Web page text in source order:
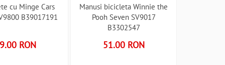
cu Minge Cars
B39017191
RON
Manusi bicicleta Winnie the
Pooh Seven SV9017
B3302547
51.00 RON